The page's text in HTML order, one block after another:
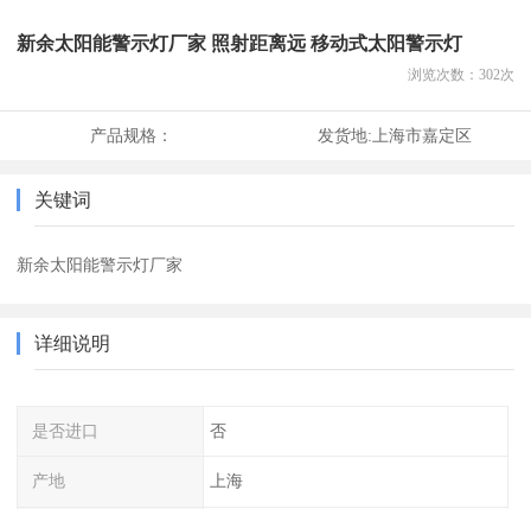
新余太阳能警示灯厂家 照射距离远 移动式太阳警示灯
浏览次数： 302次
产品规格： 发货地:上海市嘉定区
关键词
新余太阳能警示灯厂家
详细说明
是否进口 否
产地 上海